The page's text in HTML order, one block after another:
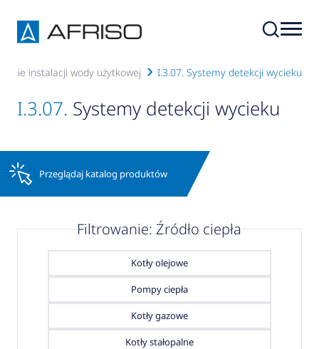
instalacji wody użytkowej I.3.07. Systemy detekcji wycieku
I.3.07. Systemy detekcji wycieku
Przeglądaj katalog produktów
Filtrowanie: Źródło ciepła
Kotły olejowe
Pompy ciepła
Kotły gazowe
Kotły stałopalne